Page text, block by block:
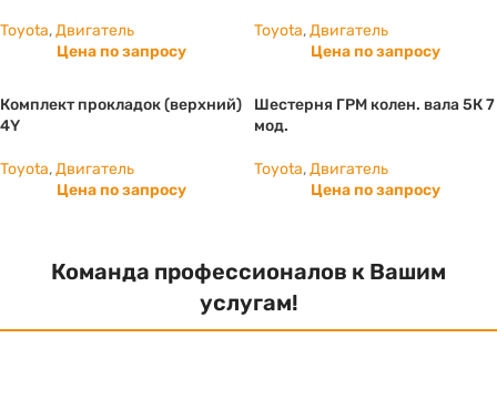
Toyota,Двигатель
Цена по запросу
Toyota,Двигатель
Цена по запросу
Комплект прокладок (верхний)
4Y
Toyota,Двигатель
Цена по запросу
Шестерня ГРМ колен. вала 5К 7
мод.
Toyota,Двигатель
Цена по запросу
Команда профессионалов к Вашим
услугам!